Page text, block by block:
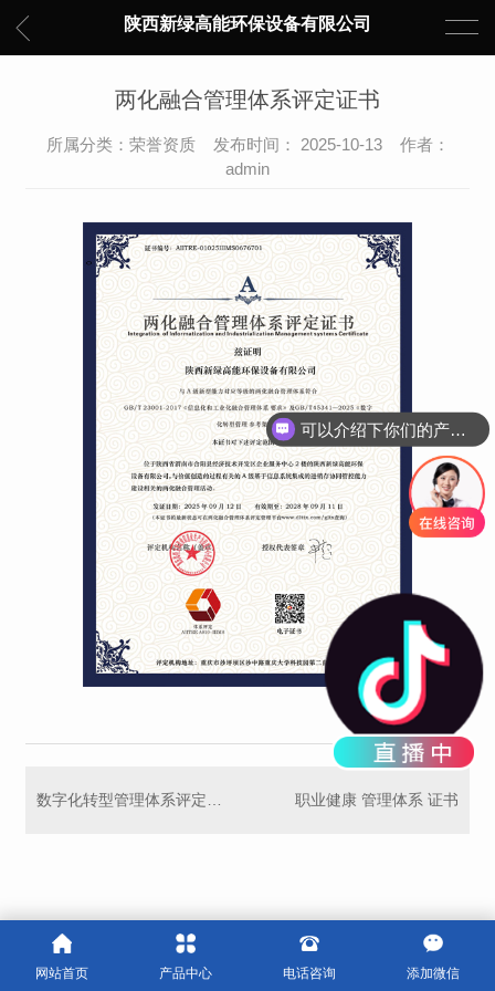
陕西新绿高能环保设备有限公司
两化融合管理体系评定证书
所属分类：荣誉资质 发布时间： 2025-10-13 作者：
admin
职业健康 管理体系 证书
网站首页 产品中心 电话咨询 添加微信
可以介绍下你们的产品么？